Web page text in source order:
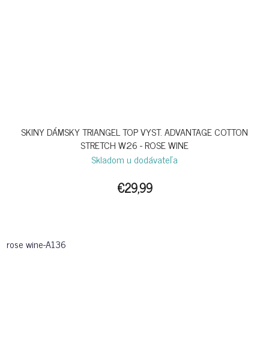
SKINY DÁMSKY TRIANGEL TOP VYST. ADVANTAGE COTTON
STRETCH W26 - ROSE WINE
Skladom u dodávateľa
€29,99
rose wine-A136